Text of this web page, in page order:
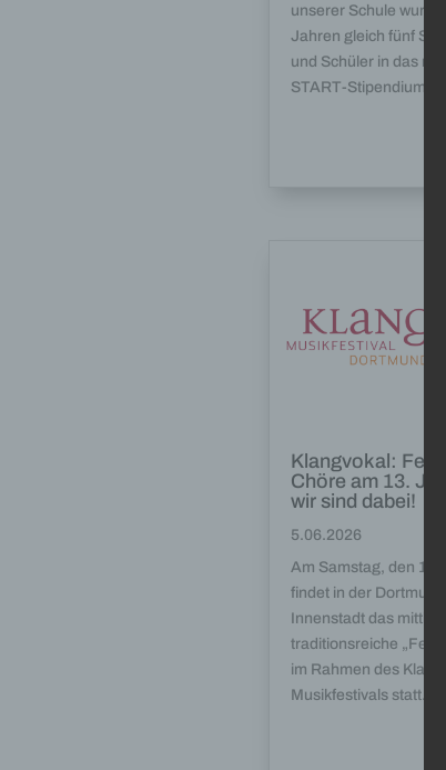
unserer Schule
Jahren gleich fünf
und Schüler in das
START-Stipendium...
Klangvokal: Fest
Chöre am 13.
wir sind dabei!
5.06.2026
Am Samstag, den
findet in der
Innenstadt das
traditionsreiche „Fest
im Rahmen des
Musikfestivals statt.